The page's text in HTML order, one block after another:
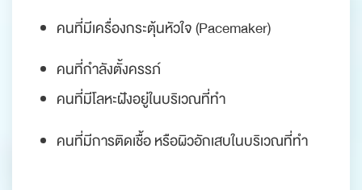
คนที่มีเครื่องกระตุ้นหัวใจ (Pacemaker)
คนที่กำลังตั้งครรภ์
คนที่มีโลหะฝังอยู่ในบริเวณที่ทำ
คนที่มีการติดเชื้อ หรือผิวอักเสบในบริเวณที่ทำ